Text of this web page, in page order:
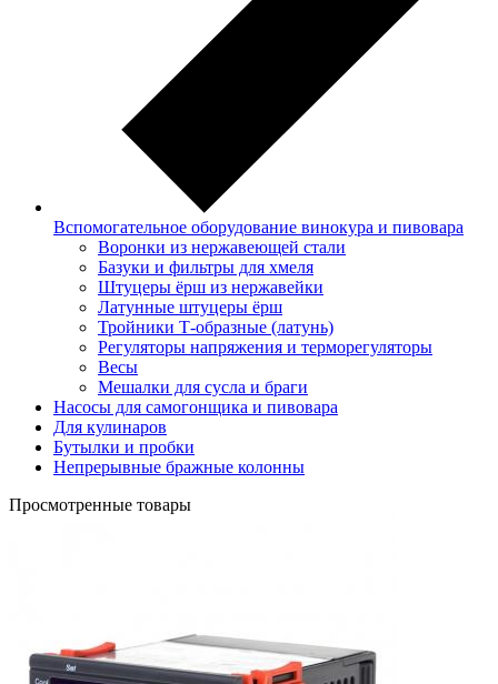
Вспомогательное оборудование винокура и пивовара
Воронки из нержавеющей стали
Базуки и фильтры для хмеля
Штуцеры ёрш из нержавейки
Латунные штуцеры ёрш
Тройники Т-образные (латунь)
Регуляторы напряжения и терморегуляторы
Весы
Мешалки для сусла и браги
Насосы для самогонщика и пивовара
Для кулинаров
Бутылки и пробки
Непрерывные бражные колонны
Просмотренные товары